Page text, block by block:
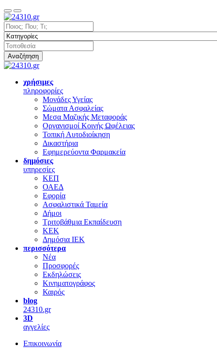
Αναζήτηση
χρήσιμες
πληροφορίες
Μονάδες Υγείας
Σώματα Ασφαλείας
Μεσα Μαζικής Μεταφοράς
Οργανισμοί Κοινής Ωφέλειας
Τοπική Αυτοδιοίκηση
Δικαστήρια
Εφημερεύοντα Φαρμακεία
δημόσιες
υπηρεσίες
ΚΕΠ
ΟΑΕΔ
Εφορία
Ασφαλιστικά Ταμεία
Δήμοι
Τριτοβάθμια Εκπαίδευση
ΚΕΚ
Δημόσια ΙΕΚ
περισσότερα
Νέα
Προσφορές
Εκδηλώσεις
Κινηματογράφος
Καιρός
blog
24310.gr
3D
αγγελίες
Επικοινωνία